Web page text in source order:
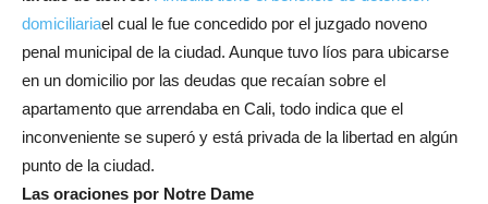
domiciliariael cual le fue concedido por el juzgado noveno
penal municipal de la ciudad. Aunque tuvo líos para ubicarse
en un domicilio por las deudas que recaían sobre el
apartamento que arrendaba en Cali, todo indica que el
inconveniente se superó y está privada de la libertad en algún
punto de la ciudad.
Las oraciones por Notre Dame